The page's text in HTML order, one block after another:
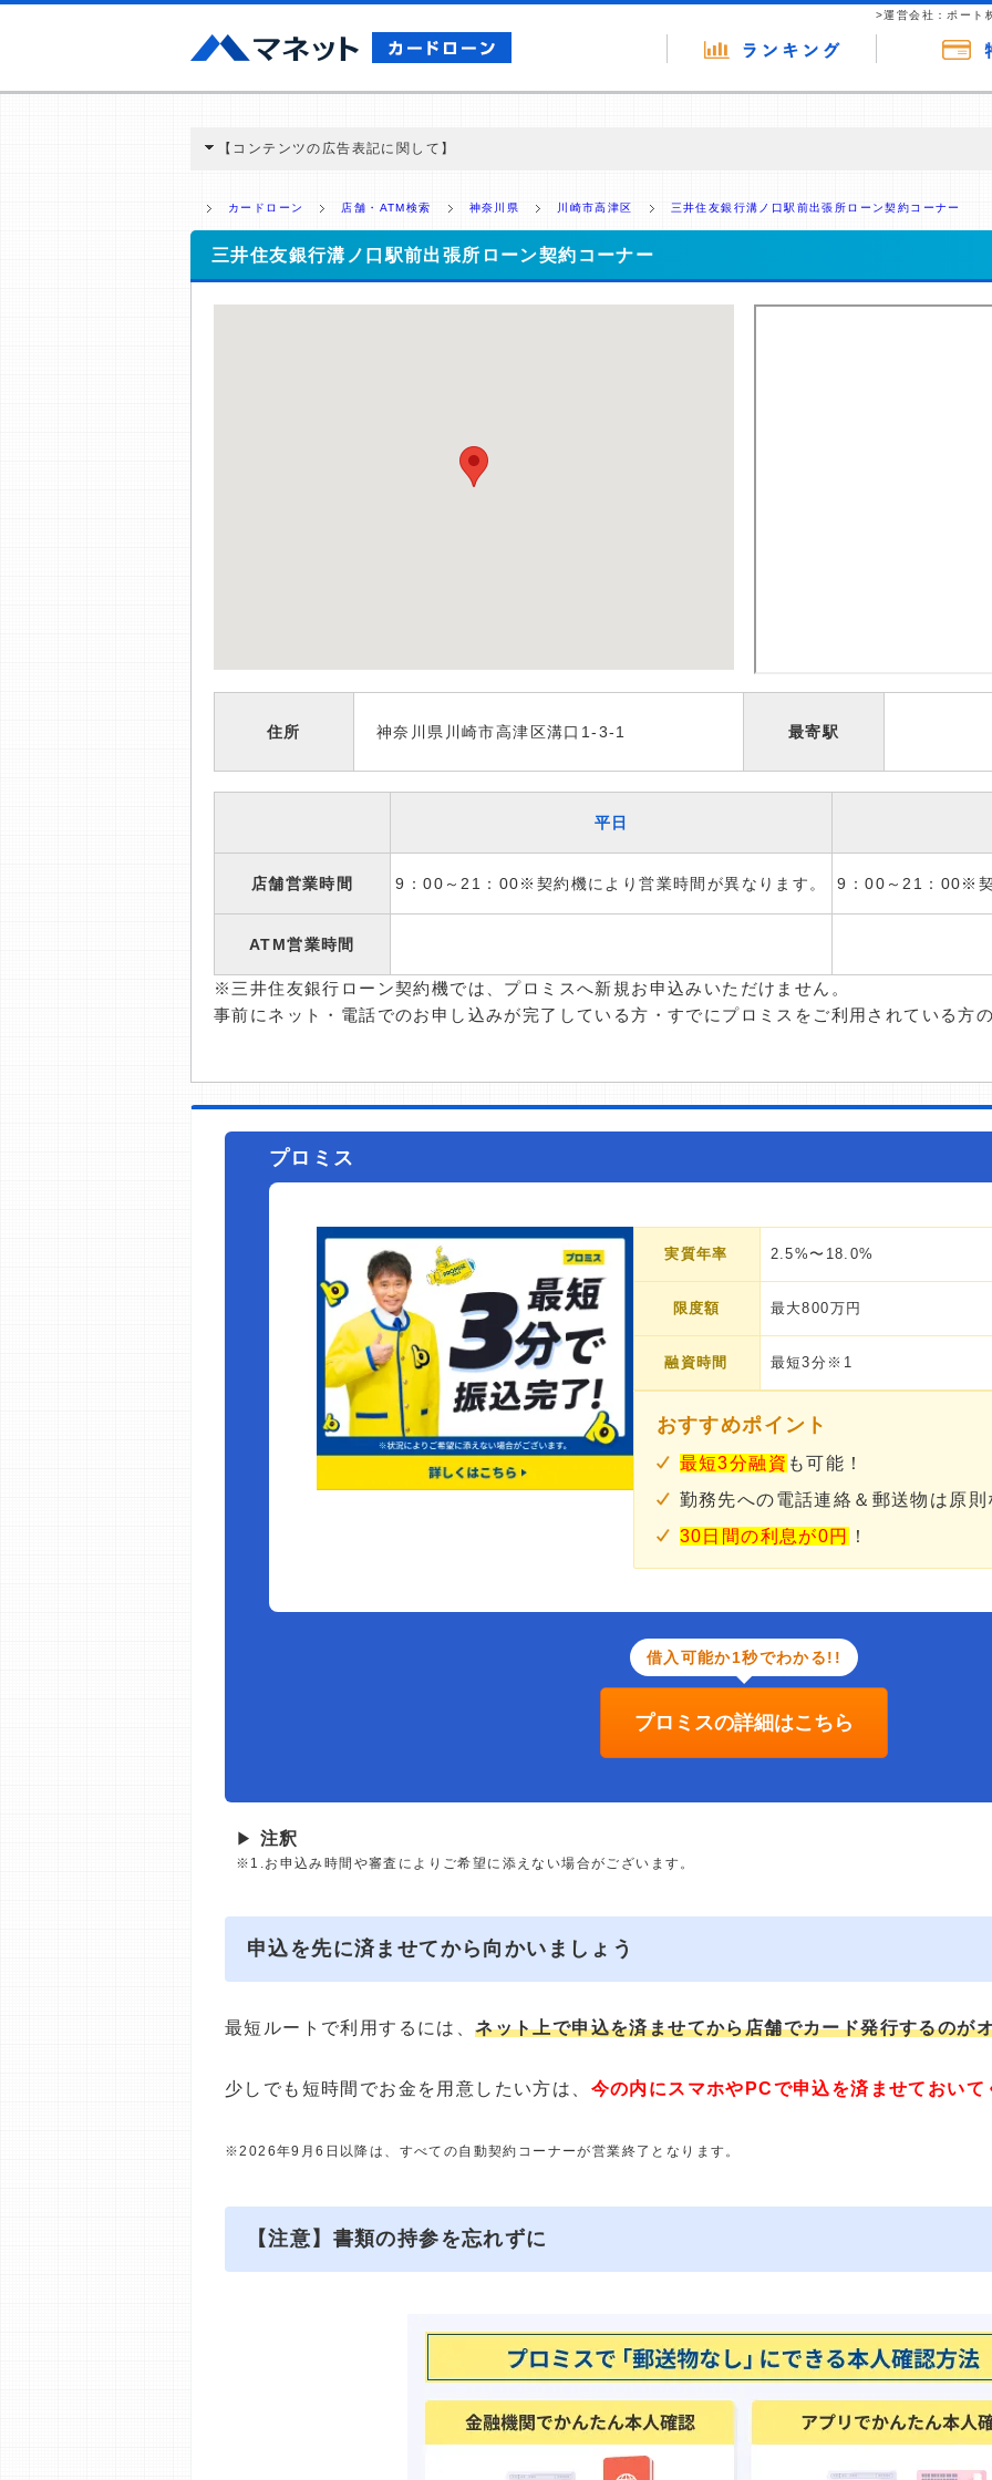
>運営会社：ポート
【コンテンツの広告表記に関して】
ミ収集などに基づき、公平性を担保した情報提供を行っています。
>提携企業一覧
カードローン 店舗・ATM検索 神奈川県 川崎市高津区 三井住友銀行溝ノ口駅前出張所ローン契約コーナー
三井住友銀行溝ノ口駅前出張所ローン契約コーナー
住所 神奈川県川崎市高津区溝口1-3-1 最寄駅
平日
店舗営業時間 9：00～21：00※契約機により営業時間が異なります。 9：00～21：00※
ATM営業時間
※三井住友銀行ローン契約機では、プロミスへ新規お申込みいただけません。
事前にネット・電話でのお申し込みが完了している方・すでにプロミスをご利用されている方
プロミス
実質年率 2.5%〜18.0%
限度額 最大800万円
融資時間 最短3分※1
おすすめポイント
最短3分融資 も可能！
勤務先への電話連絡＆郵送物は原則
30日間の利息が0円
！
借入可能か1秒でわかる!!
プロミスの詳細はこちら
▶ 注釈
※1.お申込み時間や審査によりご希望に添えない場合がございます。
申込を先に済ませてから向かいましょう
最短ルートで利用するには、ネット上で申込を済ませてから店舗でカード発行するのが
少しでも短時間でお金を用意したい方は、 今の内にスマホやPCで申込を済ませておいて
※2026年9月6日以降は、すべての自動契約コーナーが営業終了となります。
【注意】書類の持参を忘れずに